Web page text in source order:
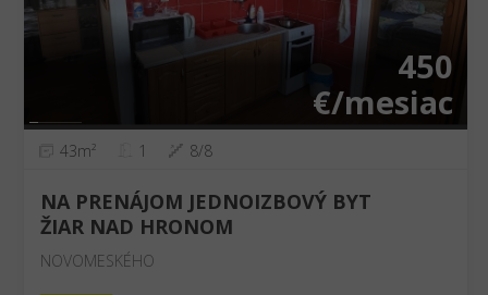
450
€/mesiac
43m² 1 8/8
NA PRENÁJOM JEDNOIZBOVÝ BYT
ŽIAR NAD HRONOM
NOVOMESKÉHO